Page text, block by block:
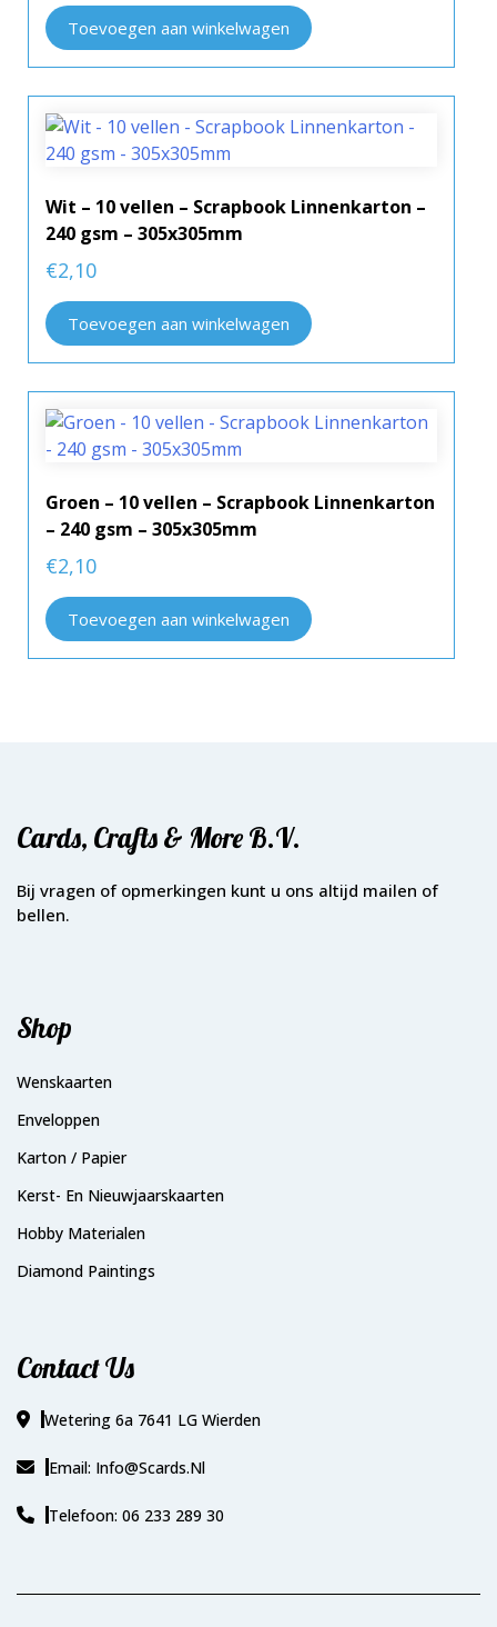
Toevoegen aan winkelwagen
Wit – 10 vellen – Scrapbook Linnenkarton –
240 gsm – 305x305mm
€2,10
Toevoegen aan winkelwagen
Groen – 10 vellen – Scrapbook Linnenkarton
– 240 gsm – 305x305mm
€2,10
Toevoegen aan winkelwagen
Cards, Crafts & More B.V.
Bij vragen of opmerkingen kunt u ons altijd mailen of
bellen.
Shop
Wenskaarten
Enveloppen
Karton / Papier
Kerst- En Nieuwjaarskaarten
Hobby Materialen
Diamond Paintings
Contact Us
Wetering 6a 7641 LG Wierden
Email: Info@scards.nl
Telefoon: 06 233 289 30